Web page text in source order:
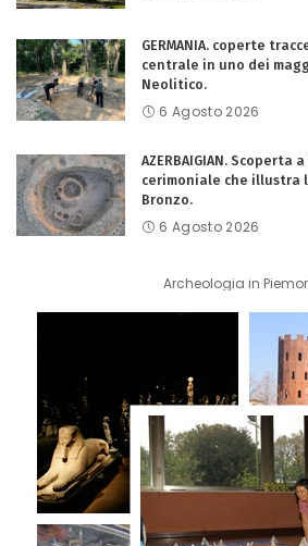
GERMANIA. coperte
centrale in uno dei
Neolitico.
6 Agosto 2026
AZERBAIGIAN. Scoperta
cerimoniale che illustra
Bronzo.
6 Agosto 2026
Archeologia in